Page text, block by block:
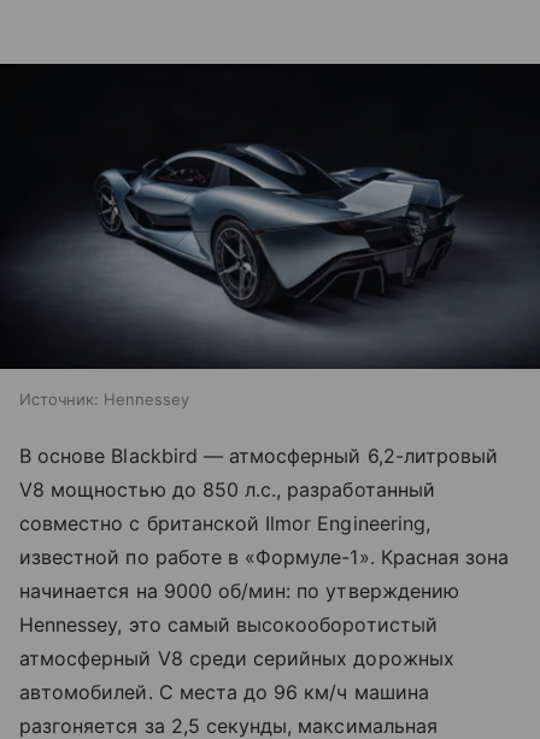
Источник: Hennessey
В основе Blackbird — атмосферный 6,2-литровый
V8 мощностью до 850 л.с., разработанный
совместно с британской Ilmor Engineering,
известной по работе в «Формуле-1». Красная зона
начинается на 9000 об/мин: по утверждению
Hennessey, это самый высокооборотистый
атмосферный V8 среди серийных дорожных
автомобилей. С места до 96 км/ч машина
разгоняется за 2,5 секунды, максимальная